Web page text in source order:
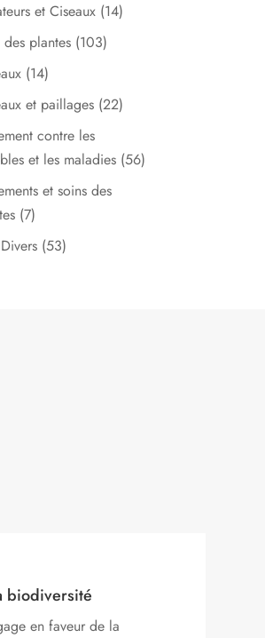
et Ciseaux (14)
plantes (103)
(14)
et paillages (22)
contre les
et les maladies (56)
et soins des
(7)
(53)
biodiversité
en faveur de la